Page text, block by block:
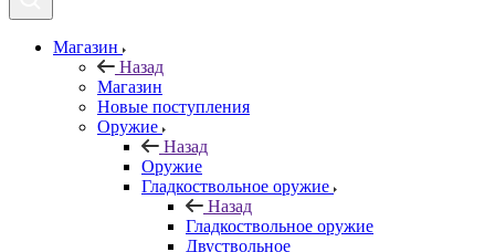
Магазин
Назад
Магазин
Новые поступления
Оружие
Назад
Оружие
Гладкоствольное оружие
Назад
Гладкоствольное оружие
Двуствольное